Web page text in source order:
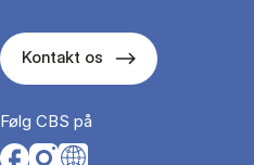
Kontakt os
Følg CBS på
Opens in a new tab
Opens in a new tab
Opens in a new tab